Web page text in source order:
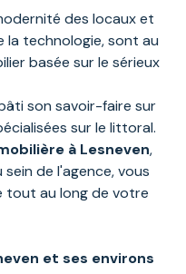
des locaux et
la technologie, sont au
basée sur le sérieux
son savoir-faire sur
sur le littoral.
à Lesneven,
de l'agence, vous
tout au long de votre
et ses environs